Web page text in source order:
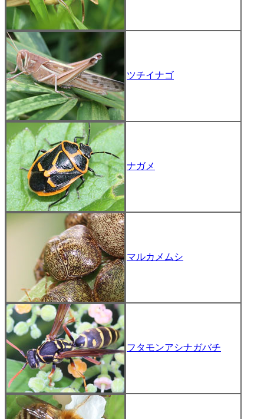
ツチイナゴ
ナガメ
マルカメムシ
フタモンアシナガバチ